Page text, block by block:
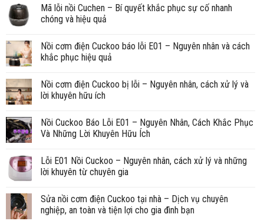
Mã lỗi nồi Cuchen – Bí quyết khắc phục sự cố nhanh
chóng và hiệu quả
Nồi cơm điện Cuckoo báo lỗi E01 – Nguyên nhân và cách
khắc phục hiệu quả
Nồi cơm điện Cuckoo bị lỗi – Nguyên nhân, cách xử lý và
lời khuyên hữu ích
Nồi Cuckoo Báo Lỗi E01 – Nguyên Nhân, Cách Khắc Phục
Và Những Lời Khuyên Hữu Ích
Lỗi E01 Nồi Cuckoo – Nguyên nhân, cách xử lý và những
lời khuyên từ chuyên gia
Sửa nồi cơm điện Cuckoo tại nhà – Dịch vụ chuyên
nghiệp, an toàn và tiện lợi cho gia đình bạn